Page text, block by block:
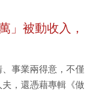
」被動收入，
事業兩得意，不僅
，還憑藉專輯《做